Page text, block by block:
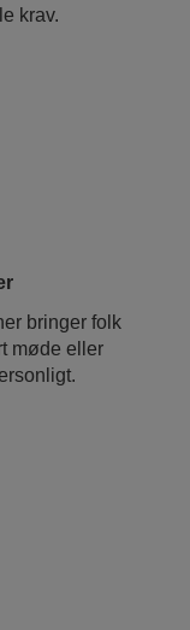
krav.
bringer folk
møde eller